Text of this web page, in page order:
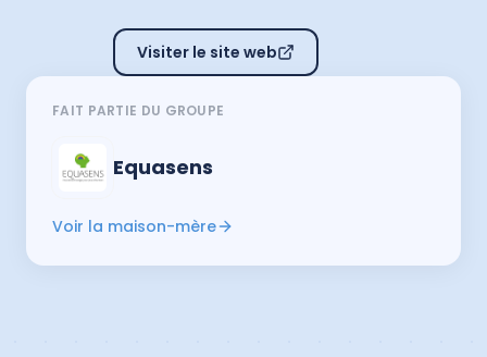
Visiter le site web
FAIT PARTIE DU GROUPE
Equasens
Voir la maison-mère